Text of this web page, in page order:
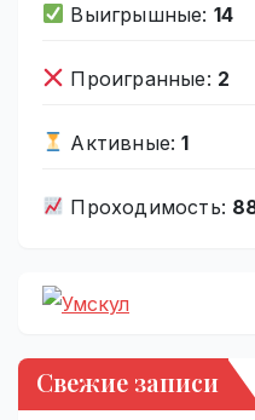
Выигрышные: 14
Проигранные: 2
Активные:1
Проходимость:
Свежие записи